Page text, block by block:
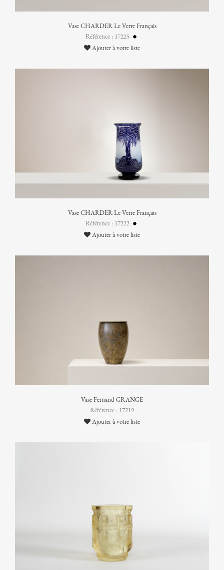
Vase CHARDER Le Verre Français
Référence : 17225
Ajouter à votre liste
Vase CHARDER Le Verre Français
Référence : 17222
Ajouter à votre liste
Vase Fernand GRANGE
Référence : 17219
Ajouter à votre liste